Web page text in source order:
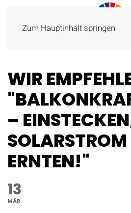
Zum Hauptinhalt springen
WIR
–
SOLARSTROM
ERNTEN!"
13
MÄR